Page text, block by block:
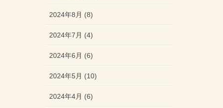
2024年8月 (8)
2024年7月 (4)
2024年6月 (6)
2024年5月 (10)
2024年4月 (6)